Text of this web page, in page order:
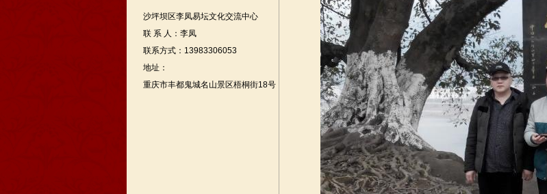
沙坪坝区李凤易坛文化交流中心
联 系 人：李凤
联系方式：13983306053
地址：
重庆市丰都鬼城名山景区梧桐街18号